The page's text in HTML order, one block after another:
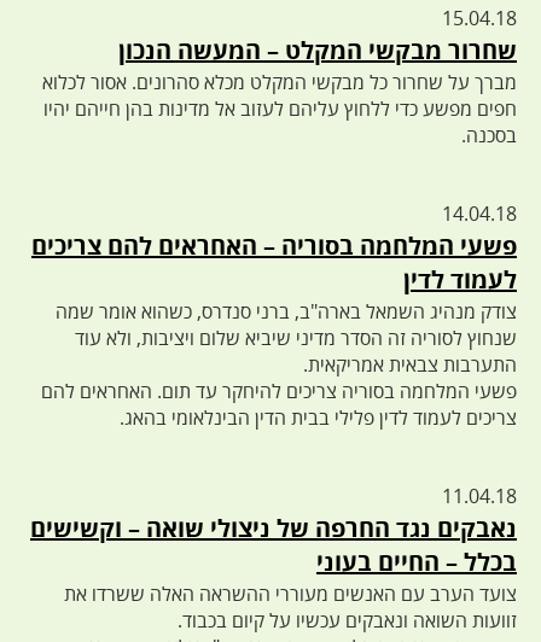
15.04.18
שחרור מבקשי המקלט – המעשה הנכון
מברך על שחרור כל מבקשי המקלט מכלא סהרונים. אסור לכלוא
חפים מפשע כדי ללחוץ עליהם לעזוב אל מדינות בהן חייהם יהיו
בסכנה.
14.04.18
פשעי המלחמה בסוריה – האחראים להם צריכים
לעמוד לדין
צודק מנהיג השמאל בארה"ב, ברני סנדרס, כשהוא אומר שמה
שנחוץ לסוריה זה הסדר מדיני שיביא שלום ויציבות, ולא עוד
התערבות צבאית אמריקאית.
פשעי המלחמה בסוריה צריכים להיחקר עד תום. האחראים להם
צריכים לעמוד לדין פלילי בבית הדין הבינלאומי בהאג.
11.04.18
נאבקים נגד החרפה של ניצולי שואה – וקשישים
בכלל – החיים בעוני
צועד הערב עם האנשים מעוררי ההשראה האלה ששרדו את
זוועות השואה ונאבקים עכשיו על קיום בכבוד.